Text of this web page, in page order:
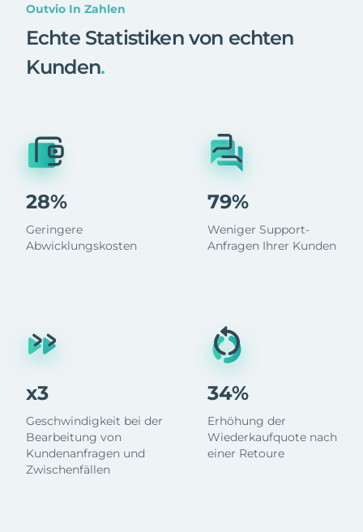
Outvio In Zahlen
Echte Statistiken von echten
Kunden.
28%
Geringere
Abwicklungskosten
x3
Geschwindigkeit bei der
Bearbeitung von
Kundenanfragen und
Zwischenfällen
79%
Weniger Support-
Anfragen Ihrer Kunden
34%
Erhöhung der
Wiederkaufquote nach
einer Retoure